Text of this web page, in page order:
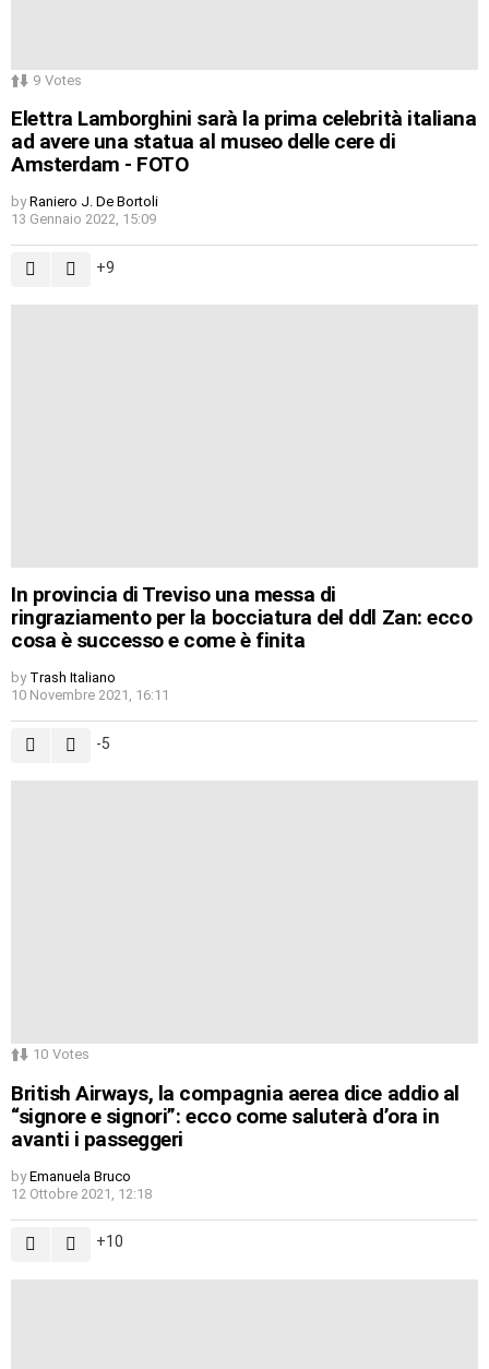
9 Votes
Elettra Lamborghini sarà la prima celebrità italiana
ad avere una statua al museo delle cere di
Amsterdam - FOTO
by Raniero J. De Bortoli
13 Gennaio 2022, 15:09
9
In provincia di Treviso una messa di
ringraziamento per la bocciatura del ddl Zan: ecco
cosa è successo e come è finita
by Trash Italiano
10 Novembre 2021, 16:11
-5
10 Votes
British Airways, la compagnia aerea dice addio al
“signore e signori”: ecco come saluterà d’ora in
avanti i passeggeri
by Emanuela Bruco
12 Ottobre 2021, 12:18
10